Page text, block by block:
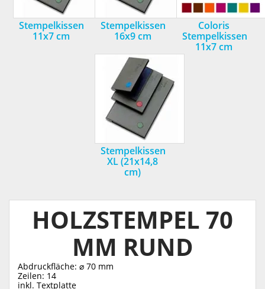
Stempelkissen
11x7 cm
Stempelkissen
16x9 cm
Coloris
Stempelkissen
11x7 cm
Stempelkissen
XL (21x14,8
cm)
HOLZSTEMPEL 70
MM RUND
Abdruckfläche: ⌀ 70 mm
Zeilen: 14
inkl. Textplatte